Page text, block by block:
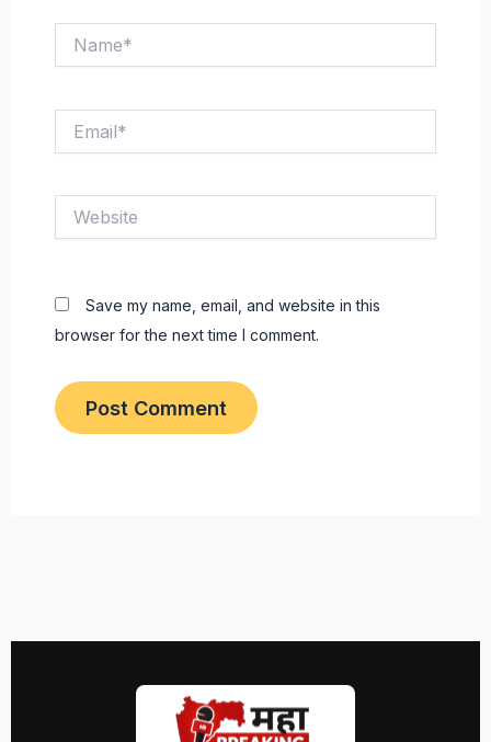
Save my name, email, and website in this
browser for the next time I comment.